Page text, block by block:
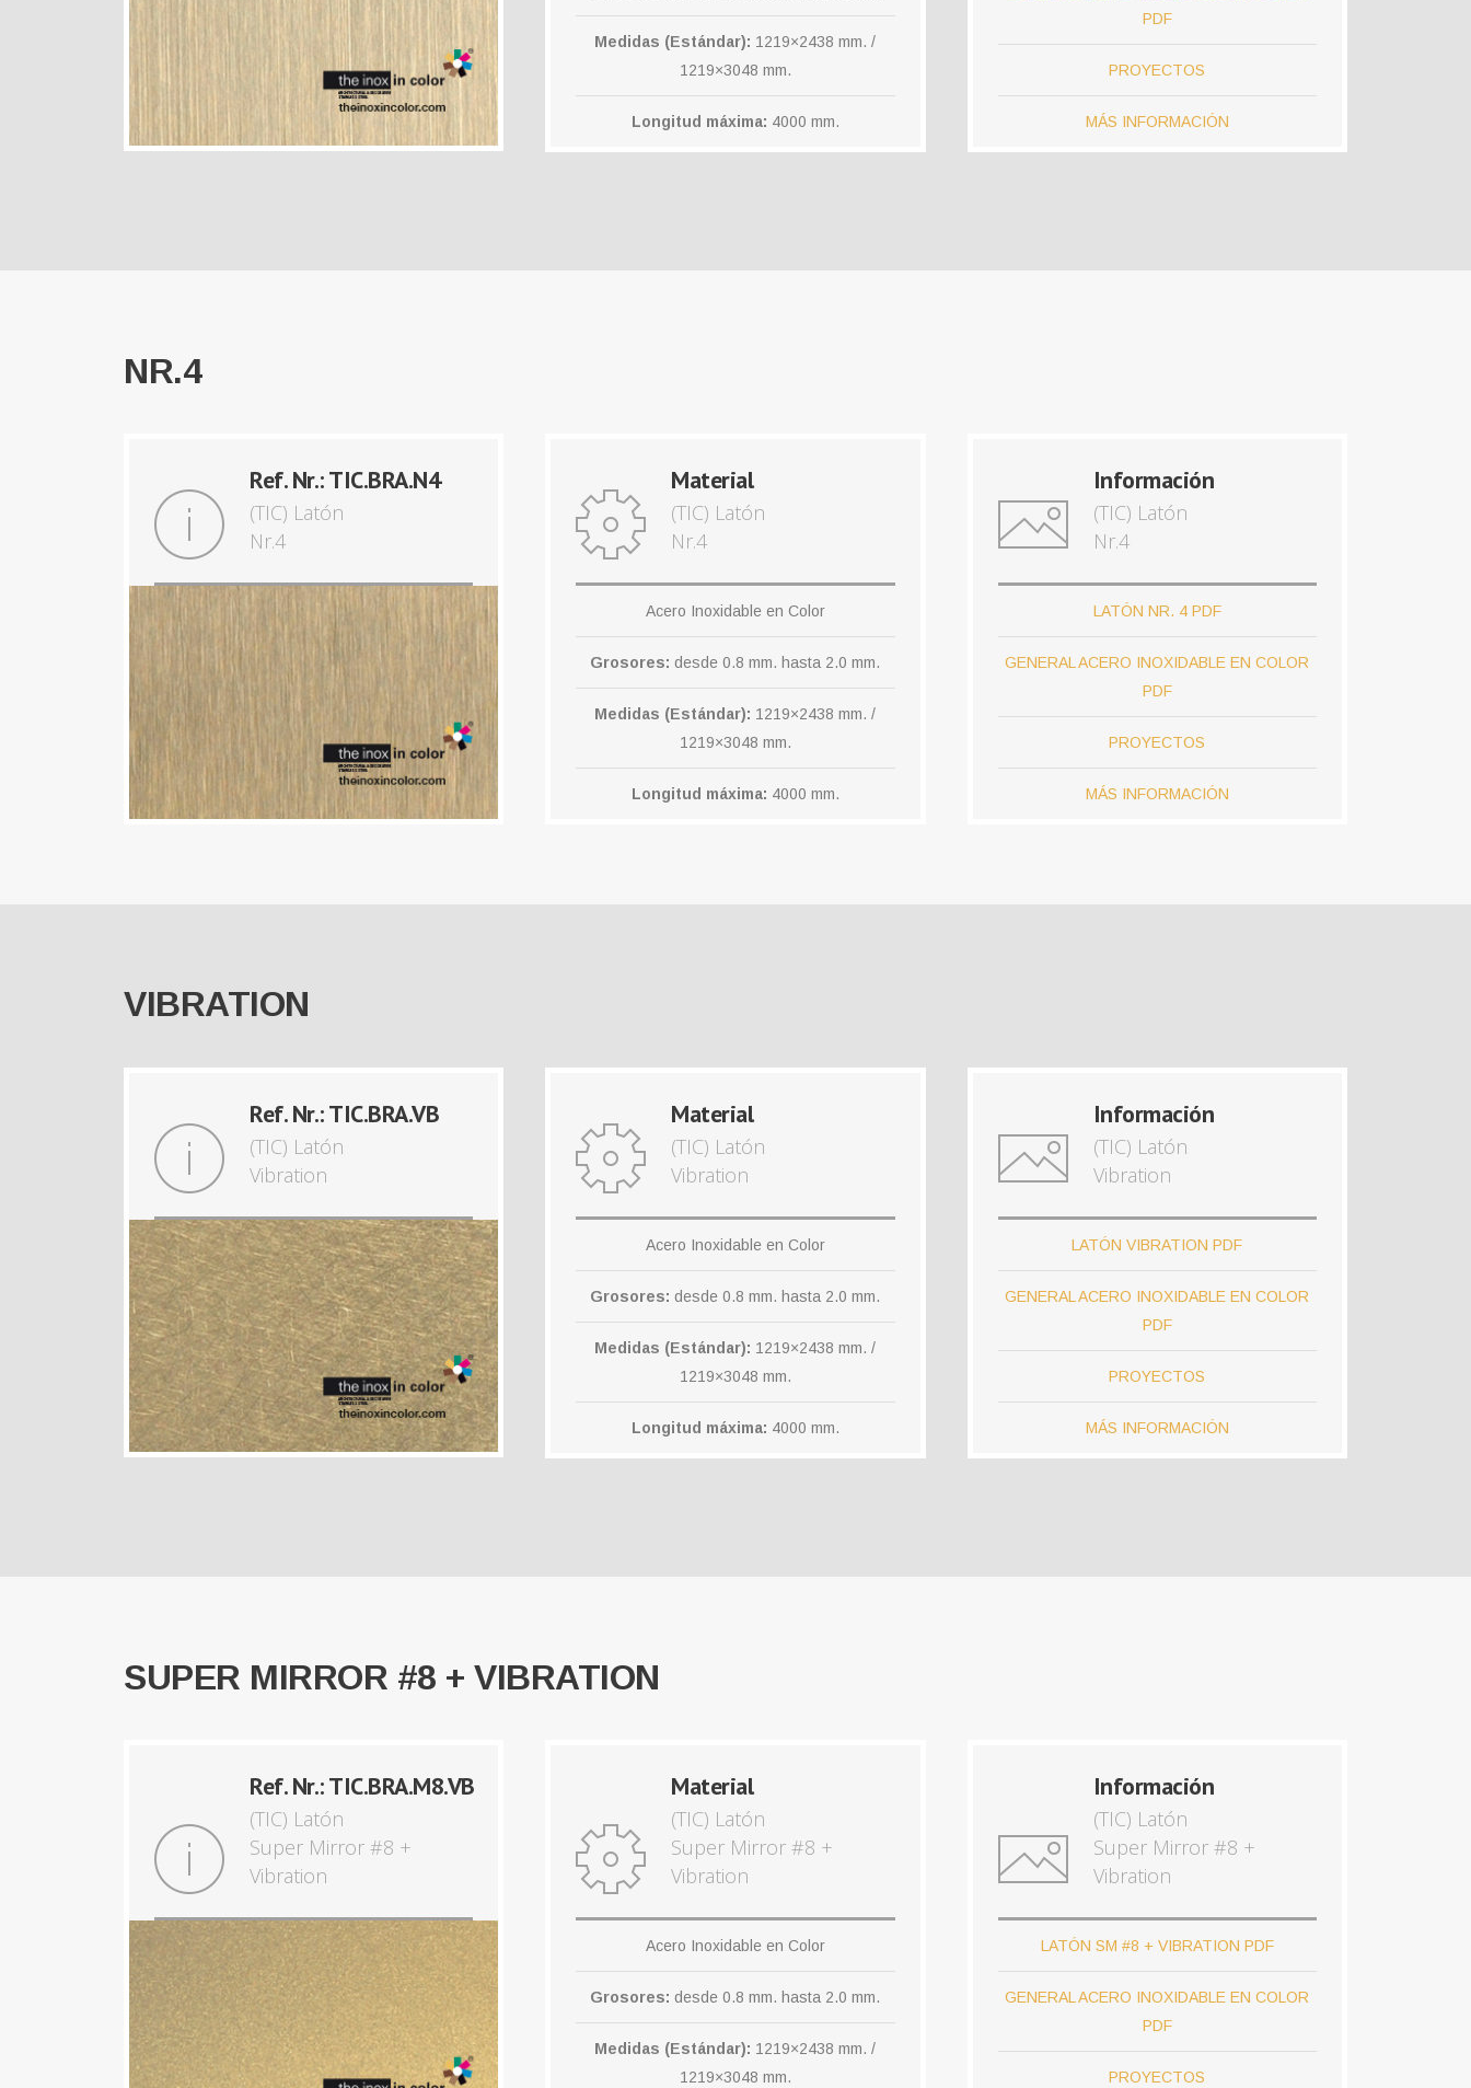
Medidas (Estándar): 1219×2438 mm. /
1219×3048 mm.
Longitud máxima: 4000 mm.
PDF
PROYECTOS
MÁS INFORMACIÓN
NR.4
Ref. Nr.: TIC.BRA.N4
(TIC) Latón
Nr.4
Material
(TIC) Latón
Nr.4
Acero Inoxidable en Color
Grosores: desde 0.8 mm. hasta 2.0 mm.
Medidas (Estándar): 1219×2438 mm. /
1219×3048 mm.
Longitud máxima: 4000 mm.
Información
(TIC) Latón
Nr.4
LATÓN NR. 4 PDF
GENERAL ACERO INOXIDABLE EN COLOR
PDF
PROYECTOS
MÁS INFORMACIÓN
VIBRATION
Ref. Nr.: TIC.BRA.VB
(TIC) Latón
Vibration
Material
(TIC) Latón
Vibration
Acero Inoxidable en Color
Grosores: desde 0.8 mm. hasta 2.0 mm.
Medidas (Estándar): 1219×2438 mm. /
1219×3048 mm.
Longitud máxima: 4000 mm.
Información
(TIC) Latón
Vibration
LATÓN VIBRATION PDF
GENERAL ACERO INOXIDABLE EN COLOR
PDF
PROYECTOS
MÁS INFORMACIÓN
SUPER MIRROR #8 + VIBRATION
Ref. Nr.: TIC.BRA.M8.VB
(TIC) Latón
Super Mirror #8 +
Vibration
Material
(TIC) Latón
Super Mirror #8 +
Vibration
Acero Inoxidable en Color
Grosores: desde 0.8 mm. hasta 2.0 mm.
Medidas (Estándar): 1219×2438 mm. /
1219×3048 mm.
Información
(TIC) Latón
Super Mirror #8 +
Vibration
LATÓN SM #8 + VIBRATION PDF
GENERAL ACERO INOXIDABLE EN COLOR
PDF
PROYECTOS